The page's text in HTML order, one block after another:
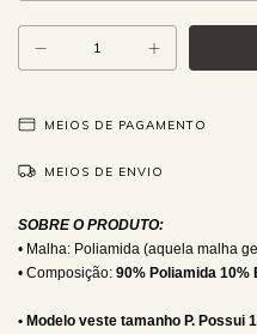
MEIOS DE PAGAMENTO
MEIOS DE ENVIO
SOBRE O PRODUTO:
• Malha: Poliamida (aquela malha
• Composição: 90% Poliamida 10%
• Modelo veste tamanho P. Possui